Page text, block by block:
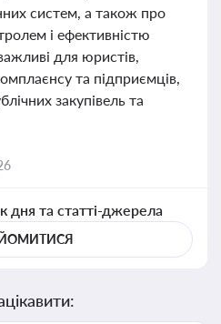
систем, а також про
і ефективністю
для юристів,
та підприємців,
закупівель та
дня та статті-джерела